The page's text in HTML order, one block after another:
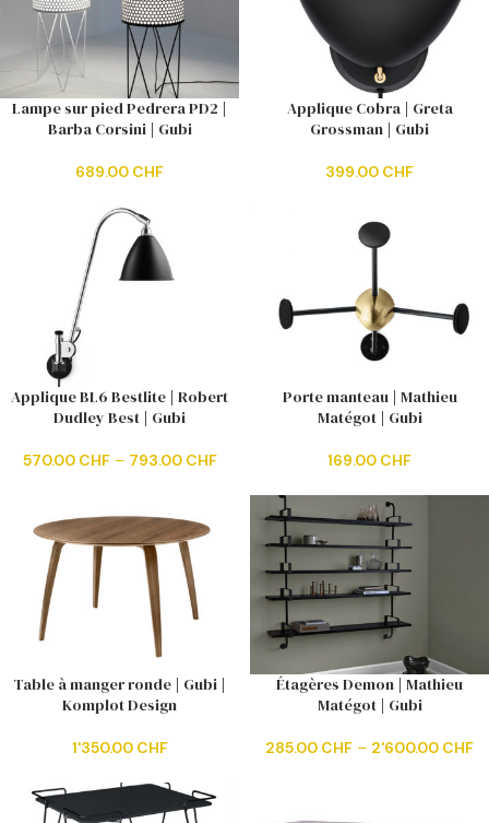
Lampe sur pied Pedrera PD2 |
Barba Corsini | Gubi
689.00 CHF
Applique Cobra | Greta
Grossman | Gubi
399.00 CHF
Applique BL6 Bestlite | Robert
Dudley Best | Gubi
570.00 CHF– 793.00 CHF
Porte manteau | Mathieu
Matégot | Gubi
169.00 CHF
Table à manger ronde | Gubi |
Komplot Design
1'350.00 CHF
Étagères Demon | Mathieu
Matégot | Gubi
285.00 CHF – 2'600.00 CHF